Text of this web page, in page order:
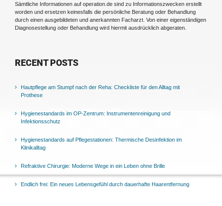
Sämtliche Informationen auf operation.de sind zu Informationszwecken erstellt
worden und ersetzen keinesfalls die persönliche Beratung oder Behandlung
durch einen ausgebildeten und anerkannten Facharzt. Von einer eigenständigen
Diagnosestellung oder Behandlung wird hiermit ausdrücklich abgeraten.
RECENT POSTS
Hautpflege am Stumpf nach der Reha: Checkliste für den Alltag mit
Prothese
Hygienestandards im OP-Zentrum: Instrumentenreinigung und
Infektionsschutz
Hygienestandards auf Pflegestationen: Thermische Desinfektion im
Klinikalltag
Refraktive Chirurgie: Moderne Wege in ein Leben ohne Brille
Endlich frei: Ein neues Lebensgefühl durch dauerhafte Haarentfernung